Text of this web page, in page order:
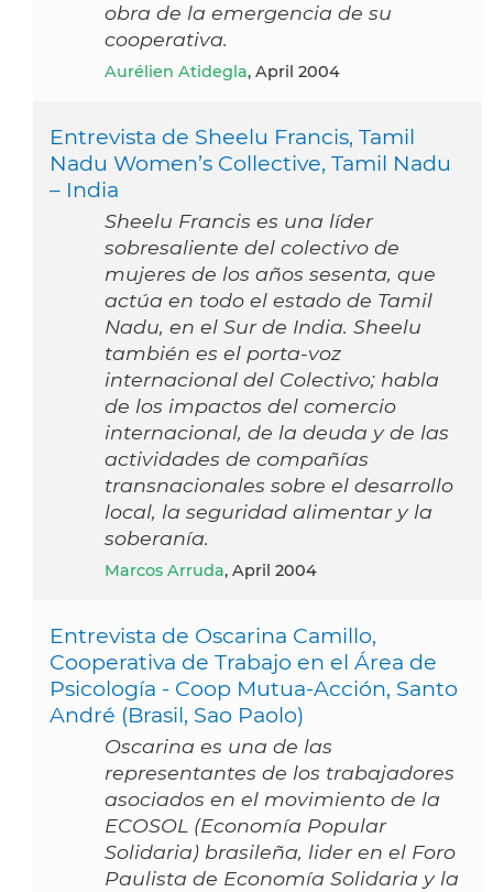
obra de la emergencia de su
cooperativa.
Aurélien Atidegla, April 2004
Entrevista de Sheelu Francis, Tamil
Nadu Women’s Collective, Tamil Nadu
– India
Sheelu Francis es una líder
sobresaliente del colectivo de
mujeres de los años sesenta, que
actúa en todo el estado de Tamil
Nadu, en el Sur de India. Sheelu
también es el porta-voz
internacional del Colectivo; habla
de los impactos del comercio
internacional, de la deuda y de las
actividades de compañías
transnacionales sobre el desarrollo
local, la seguridad alimentar y la
soberanía.
Marcos Arruda, April 2004
Entrevista de Oscarina Camillo,
Cooperativa de Trabajo en el Área de
Psicología - Coop Mutua-Acción, Santo
André (Brasil, Sao Paolo)
Oscarina es una de las
representantes de los trabajadores
asociados en el movimiento de la
ECOSOL (Economía Popular
Solidaria) brasileña, lider en el Foro
Paulista de Economía Solidaria y la